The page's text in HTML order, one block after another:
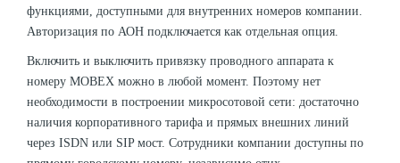
функциями, доступными для внутренних номеров компании.
Авторизация по АОН подключается как отдельная опция.
Включить и выключить привязку проводного аппарата к
номеру MOBEX можно в любой момент. Поэтому нет
необходимости в построении микросотовой сети: достаточно
наличия корпоративного тарифа и прямых внешних линий
через ISDN или SIP мост. Сотрудники компании доступны по